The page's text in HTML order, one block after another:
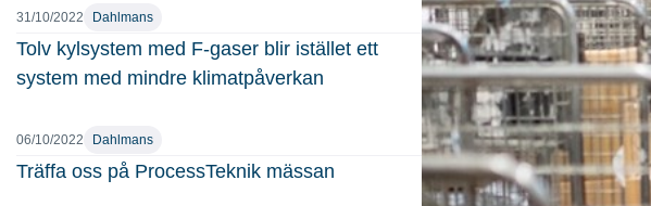
31/10/2022 Dahlmans
Tolv kylsystem med F-gaser blir istället ett
system med mindre klimatpåverkan
06/10/2022 Dahlmans
Träffa oss på ProcessTeknik mässan